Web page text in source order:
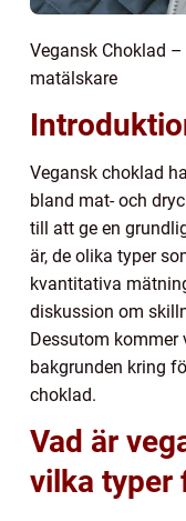
Vegansk Choklad
matälskare
Vegansk choklad
bland mat- och
till att ge en
är, de olika typer
kvantitativa
diskussion om
Dessutom
bakgrunden kring
choklad.
Vad är
vilka typer